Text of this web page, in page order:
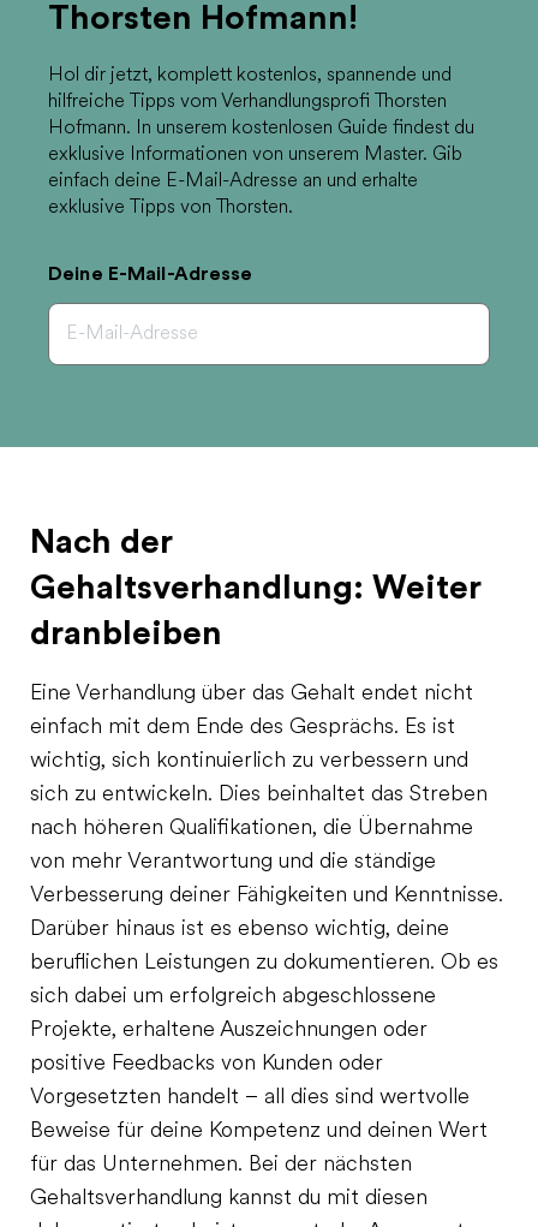
Thorsten Hofmann!
Hol dir jetzt, komplett kostenlos, spannende und
hilfreiche Tipps vom Verhandlungsprofi Thorsten
Hofmann. In unserem kostenlosen Guide findest du
exklusive Informationen von unserem Master. Gib
einfach deine E-Mail-Adresse an und erhalte
exklusive Tipps von Thorsten.
Deine E-Mail-Adresse
Nach der
Gehaltsverhandlung: Weiter
dranbleiben
Eine Verhandlung über das Gehalt endet nicht
einfach mit dem Ende des Gesprächs. Es ist
wichtig, sich kontinuierlich zu verbessern und
sich zu entwickeln. Dies beinhaltet das Streben
nach höheren Qualifikationen, die Übernahme
von mehr Verantwortung und die ständige
Verbesserung deiner Fähigkeiten und Kenntnisse.
Darüber hinaus ist es ebenso wichtig, deine
beruflichen Leistungen zu dokumentieren. Ob es
sich dabei um erfolgreich abgeschlossene
Projekte, erhaltene Auszeichnungen oder
positive Feedbacks von Kunden oder
Vorgesetzten handelt – all dies sind wertvolle
Beweise für deine Kompetenz und deinen Wert
für das Unternehmen. Bei der nächsten
Gehaltsverhandlung kannst du mit diesen